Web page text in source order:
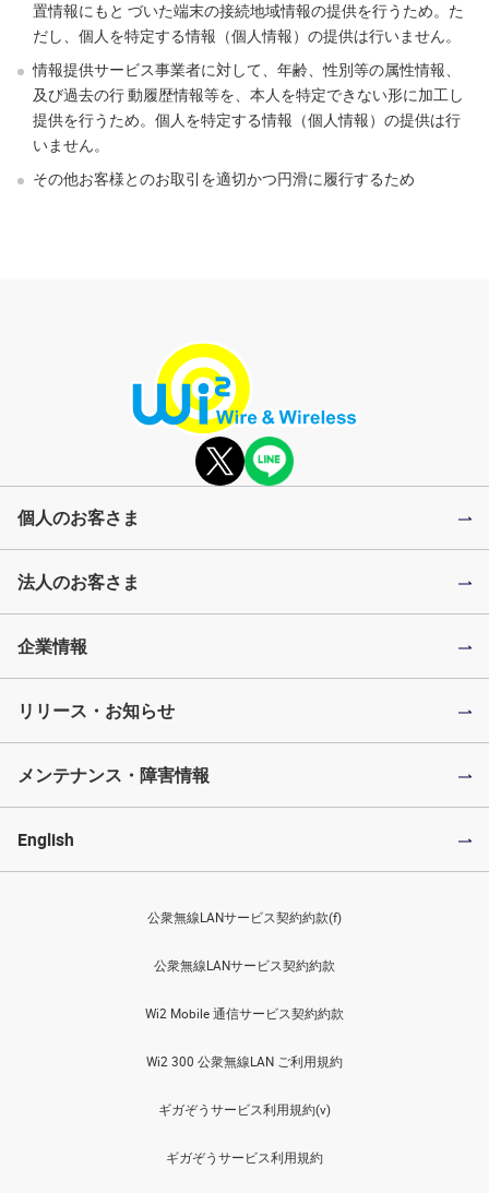
置情報にもと づいた端末の接続地域情報の提供を行うため。た
だし、個人を特定する情報（個人情報）の提供は行いません。
情報提供サービス事業者に対して、年齢、性別等の属性情報、
及び過去の行 動履歴情報等を、本人を特定できない形に加工し
提供を行うため。個人を特定する情報（個人情報）の提供は行
いません。
その他お客様とのお取引を適切かつ円滑に履行するため
個人のお客さま
法人のお客さま
企業情報
リリース・お知らせ
メンテナンス・障害情報
English
公衆無線LANサービス契約約款(f)
公衆無線LANサービス契約約款
Wi2 Mobile 通信サービス契約約款
Wi2 300 公衆無線LAN ご利用規約
ギガぞうサービス利用規約(v)
ギガぞうサービス利用規約